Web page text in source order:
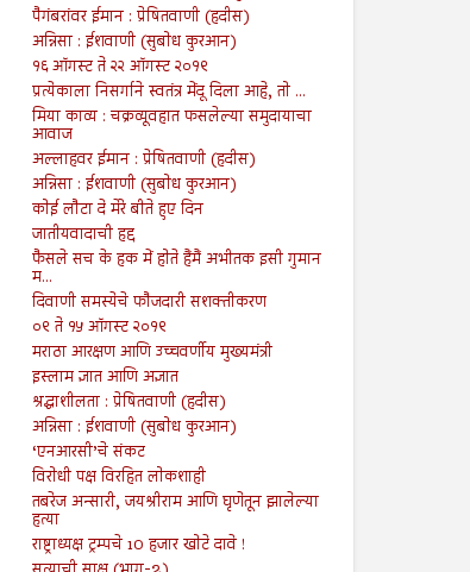
पैगंबरांवर ईमान : प्रेषितवाणी (हदीस)
अन्निसा : ईशवाणी (सुबोध कुरआन)
१६ ऑगस्ट ते २२ ऑगस्ट २०१९
प्रत्येकाला निसर्गाने स्वतंत्र मेंदू दिला आहे, तो ...
मिया काव्य : चक्रव्यूवहात फसलेल्या समुदायाचा
आवाज
अल्लाहवर ईमान : प्रेषितवाणी (हदीस)
अन्निसा : ईशवाणी (सुबोध कुरआन)
कोई लौटा दे मेरे बीते हुए दिन
जातीयवादाची हद्द
फैसले सच के हक में होते हैंमैं अभीतक इसी गुमान
म...
दिवाणी समस्येचे फौजदारी सशक्तीकरण
०९ ते १५ ऑगस्ट २०१९
मराठा आरक्षण आणि उच्चवर्णीय मुख्यमंत्री
इस्लाम ज्ञात आणि अज्ञात
श्रद्धाशीलता : प्रेषितवाणी (हदीस)
अन्निसा : ईशवाणी (सुबोध कुरआन)
‘एनआरसी’चे संकट
विरोधी पक्ष विरहित लोकशाही
तबरेज अन्सारी, जयश्रीराम आणि घृणेतून झालेल्या
हत्या
राष्ट्राध्यक्ष ट्रम्पचे 10 हजार खोटे दावे !